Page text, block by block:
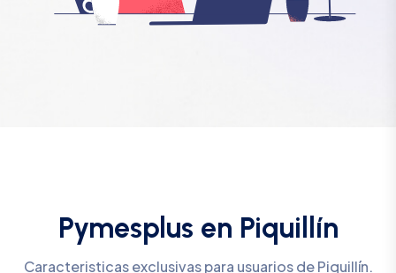
Pymesplus en Piquillín
Caracteristicas exclusivas para usuarios de Piquillín.